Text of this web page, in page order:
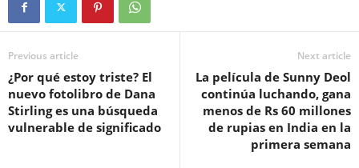
Previous article
¿Por qué estoy triste? El
nuevo fotolibro de Dana
Stirling es una búsqueda
vulnerable de significado
Next article
La película de Sunny Deol
continúa luchando, gana
menos de Rs 60 millones
de rupias en India en la
primera semana